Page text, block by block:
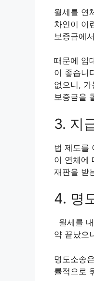
월세를 연
차인이 이
보증금에
때문에 임
이 좋습니
없으니,
보증금을
3. 지
법 제도를
이 연체에
재판을 받
4. 명
월세를
약 끝났으
명도소송
률적으로